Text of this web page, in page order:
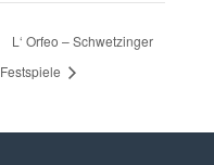
L‘ Orfeo – Schwetzinger
Festspiele